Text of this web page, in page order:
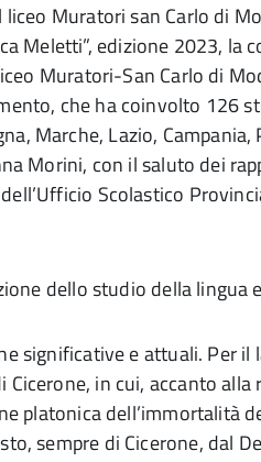
Muratori san Carlo di
Meletti”, edizione 2023, la
Muratori-San Carlo di
che ha coinvolto 126
Marche, Lazio, Campania,
Morini, con il saluto dei
Scolastico
dello studio della lingua
significative e attuali. Per il
in cui, accanto
platonica dell’immortalità
sempre di Cicerone, dal